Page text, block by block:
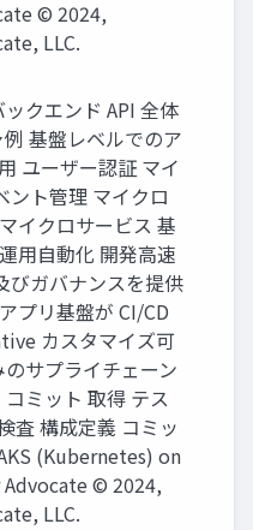
©︎ 2024,
LLC.
クエンド API 全体
基盤レベルでのア
ユーザー認証 マイ
ント管理 マイクロ
イクロサービス 基
用⾃動化 開発⾼速
びガバナンスを提供
プリ基盤が CI/CD
カスタマイズ可
サプライチェーン
ミット 取得 テス
査 構成定義 コミッ
(Kubernetes) on
©︎ 2024,
LLC.